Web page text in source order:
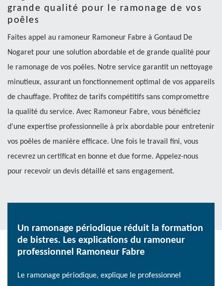
grande qualité pour le ramonage de vos
poêles
Faites appel au ramoneur Ramoneur Fabre à Gontaud De
Nogaret pour une solution abordable et de grande qualité pour
le ramonage de vos poêles. Notre service garantit un nettoyage
minutieux, assurant un fonctionnement optimal de vos appareils
de chauffage. Profitez de tarifs compétitifs sans compromettre
la qualité du service. Avec Ramoneur Fabre, vous bénéficiez
d'une expertise professionnelle à prix abordable pour entretenir
vos poêles de manière efficace. Une fois le travail fini, vous
recevrez un certificat en bonne et due forme. Appelez-nous
pour recevoir un devis détaillé et sans engagement.
Un ramonage périodique réduit la formation
de bistres. Les explications du ramoneur
professionnel Ramoneur Fabre
Le ramonage périodique, explique le professionnel